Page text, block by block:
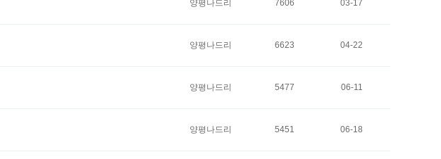
양평나드리 7606 03-17
양평나드리 6623 04-22
양평나드리 5477 06-11
양평나드리 5451 06-18